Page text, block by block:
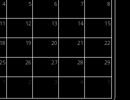
4 5 6 7 8
11 12 13 14 15
18 19 20 21 22
25 26 27 28 29
1 2 3 4 5